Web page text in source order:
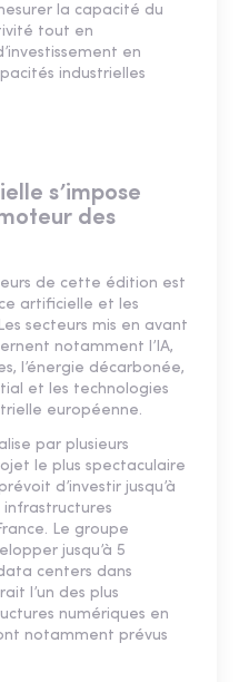
la capacité du
tout en
en
industrielles
s’impose
des
de cette édition est
artificielle et les
secteurs mis en avant
notamment l’IA,
l’énergie décarbonée,
et les technologies
européenne.
par plusieurs
le plus spectaculaire
d’investir jusqu’à
infrastructures
Le groupe
jusqu’à 5
centers dans
l’un des plus
numériques en
notamment prévus